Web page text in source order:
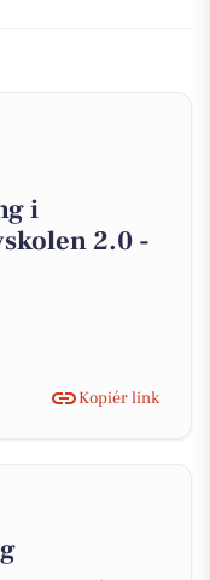
i
2.0 -
Kopiér link